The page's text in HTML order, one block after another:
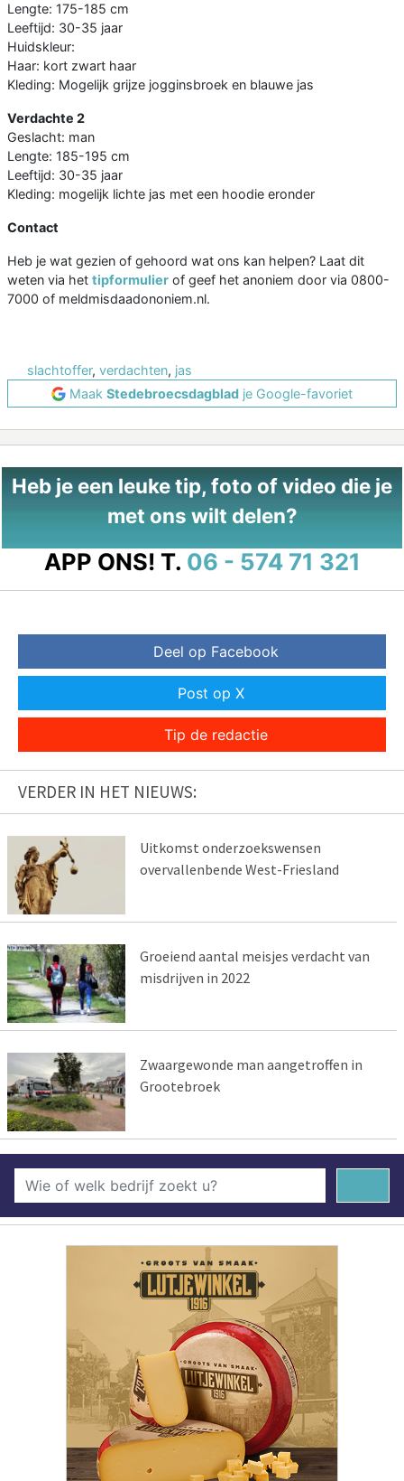
Lengte: 175-185 cm
Leeftijd: 30-35 jaar
Huidskleur:
Haar: kort zwart haar
Kleding: Mogelijk grijze jogginsbroek en blauwe jas
Verdachte 2
Geslacht: man
Lengte: 185-195 cm
Leeftijd: 30-35 jaar
Kleding: mogelijk lichte jas met een hoodie eronder
Contact
Heb je wat gezien of gehoord wat ons kan helpen? Laat dit
weten via het tipformulier of geef het anoniem door via 0800-
7000 of meldmisdaadononiem.nl.
slachtoffer, verdachten, jas
Maak Stedebroecsdagblad je Google-favoriet
Heb je een leuke tip, foto of video die je
met ons wilt delen?
APP ONS! T. 06 - 574 71 321
Deel op Facebook
Post op X
Tip de redactie
VERDER IN HET NIEUWS:
Uitkomst onderzoekswensen
overvallenbende West-Friesland
Groeiend aantal meisjes verdacht van
misdrijven in 2022
Zwaargewonde man aangetroffen in
Grootebroek